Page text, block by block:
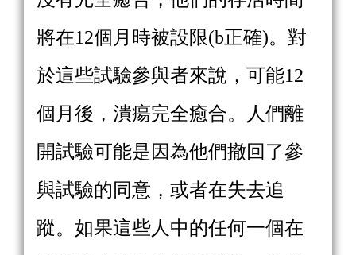
將在12個月時被設限(b正確)。對
於這些試驗參與者來說，可能12
個月後，潰瘍完全癒合。人們離
開試驗可能是因為他們撤回了參
與試驗的同意，或者在失去追
蹤。如果這些人中的任何一個在